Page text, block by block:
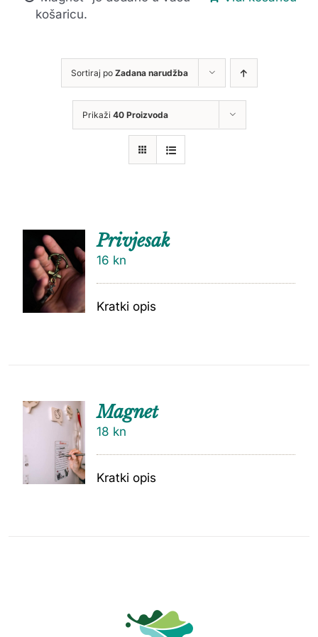
košaricu.
Sortiraj po Zadana narudžba
Prikaži 40 Proizvoda
DODAJ
U
KOŠARI
CU
Privjesak
16 kn
Kratki opis
Magnet
18 kn
Kratki opis